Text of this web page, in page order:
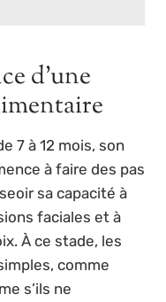
d’une
7 à 12 mois, son
à faire des pas
sa capacité à
faciales et à
À ce stade, les
comme
s’ils ne